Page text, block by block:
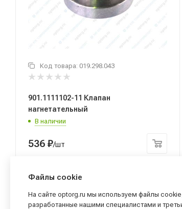
Код товара: 019.298.043
901.1111102-11 Клапан
нагнетательный
В наличии
536 ₽/шт
Файлы cookie
На сайте optorg.ru мы используем файлы
разработанные нашими специалистами и